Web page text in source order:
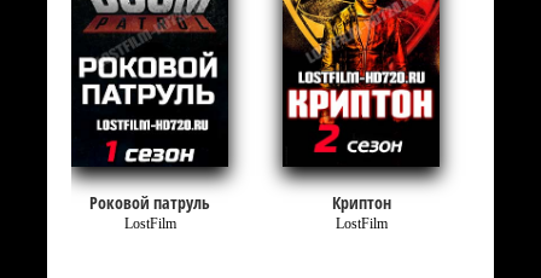
Роковой патруль
LostFilm
Криптон
LostFilm